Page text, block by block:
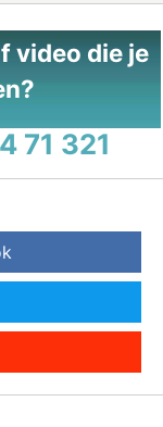
video die je
71 321